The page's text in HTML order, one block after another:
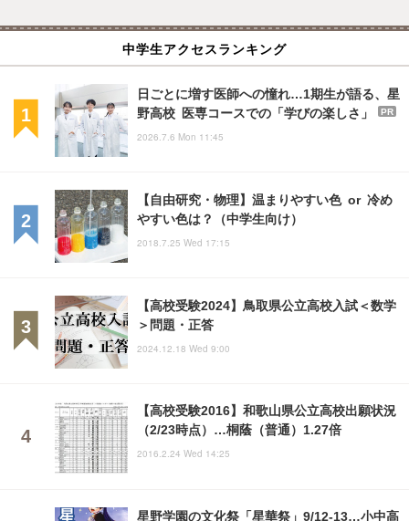
中学生アクセスランキング
日ごとに増す医師への憧れ…1期生が語る、星
野高校 医専コースでの「学びの楽しさ」
PR
2026.7.6 Mon 11:45
【自由研究・物理】温まりやすい色 or 冷め
やすい色は？（中学生向け）
2018.7.25 Wed 17:15
【高校受験2024】鳥取県公立高校入試＜数学
＞問題・正答
2024.12.18 Wed 9:00
【高校受験2016】和歌山県公立高校出願状況
（2/23時点）…桐蔭（普通）1.27倍
2016.2.24 Wed 14:25
星野学園の文化祭「星華祭」9/12-13…小中高